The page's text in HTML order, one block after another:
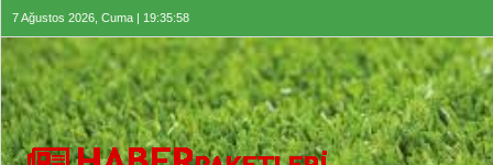
7 Ağustos 2026, Cuma | 19:35:58